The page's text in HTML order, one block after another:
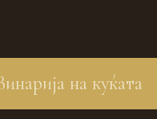
на куќата